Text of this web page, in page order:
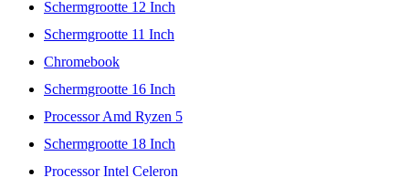
Schermgrootte 12 Inch
Schermgrootte 11 Inch
Chromebook
Schermgrootte 16 Inch
Processor Amd Ryzen 5
Schermgrootte 18 Inch
Processor Intel Celeron